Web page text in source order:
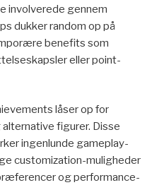
involverede gennem
dukker random op på
benefits som
eller point-
låser op for
figurer. Disse
ingenlunde gameplay-
customization-muligheder
og performance-